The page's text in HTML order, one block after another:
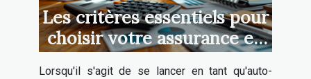
Les critères essentiels pour
choisir votre assurance en
tant qu'auto-entrepreneur
Lorsqu'il s'agit de se lancer en tant qu'auto-